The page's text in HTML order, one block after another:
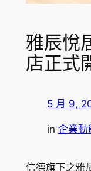
雅辰悅
店正式
5 月 9,
in 企業動
信德旗下之雅